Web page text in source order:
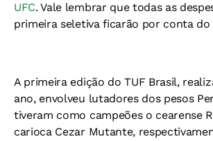
UFC. Vale lembrar que todas as
primeira seletiva ficarão por conta
A primeira edição do TUF Brasil,
ano, envolveu lutadores dos pesos
tiveram como campeões o cearense
carioca Cezar Mutante,